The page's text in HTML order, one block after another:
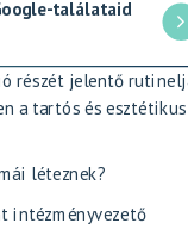
találataid
részét jelentő
a tartós és esztétikus
léteznek?
intézményvezető